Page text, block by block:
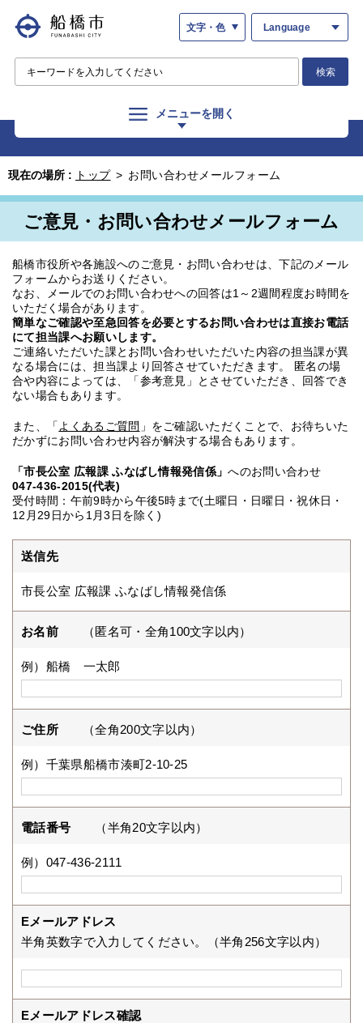
文字・色 Language
検索
メニューを開く
現在の場所 : トップ > お問い合わせメールフォーム
ご意見・お問い合わせメールフォーム
船橋市役所や各施設へのご意見・お問い合わせは、下記のメール
フォームからお送りください。
なお、メールでのお問い合わせへの回答は1～2週間程度お時間を
いただく場合があります。
簡単なご確認や至急回答を必要とするお問い合わせは直接お電話
にて担当課へお願いします。
ご連絡いただいた課とお問い合わせいただいた内容の担当課が異
なる場合には、担当課より回答させていただきます。 匿名の場
合や内容によっては、「参考意見」とさせていただき、回答でき
ない場合もあります。
また、「 よくあるご質問 」をご確認いただくことで、お待ちいた
だかずにお問い合わせ内容が解決する場合もあります。
「市長公室 広報課 ふなばし情報発信係」へのお問い合わせ
047-436-2015(代表)
受付時間：午前9時から午後5時まで(土曜日・日曜日・祝休日・
12月29日から1月3日を除く)
送信先
市長公室 広報課 ふなばし情報発信係
お名前 （匿名可・全角100文字以内）
例）船橋 一太郎
ご住所 （全角200文字以内）
例）千葉県船橋市湊町2-10-25
電話番号 （半角20文字以内）
例）047-436-2111
Eメールアドレス
半角英数字で入力してください。（半角256文字以内）
Eメールアドレス確認